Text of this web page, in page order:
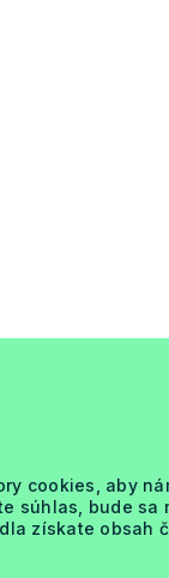
cookies, aby
súhlas, bude sa
získate obsah